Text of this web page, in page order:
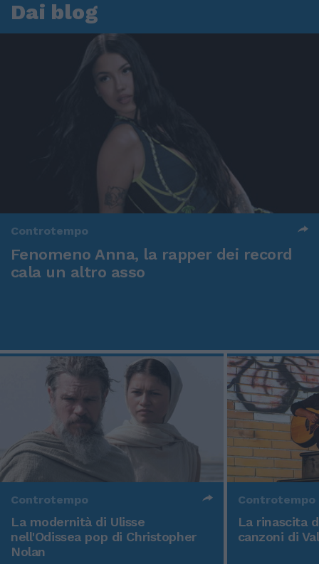
Dai blog
Controtempo
Fenomeno Anna, la rapper dei record
cala un altro asso
Controtempo
La modernità di Ulisse
nell'Odissea pop di Christopher
Nolan
Controtempo
La rinascita
canzoni di